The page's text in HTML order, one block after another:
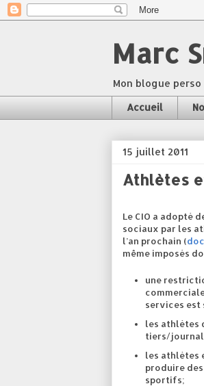
Marc
Mon blogue perso
Accueil
15 juillet 2011
Athlètes
Le CIO a adopté
sociaux par les
l’an prochain (
même imposés
une
services
les athlètes
tiers/
les athlètes
produire
sportifs;